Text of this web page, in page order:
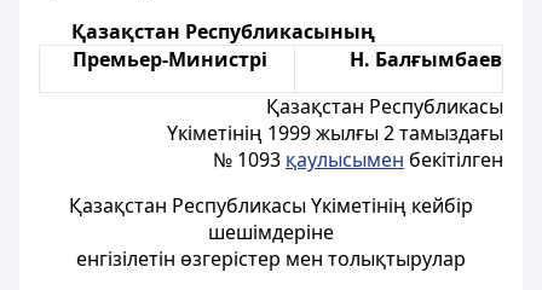
Қазақстан Республикасының
Премьер-Министрі
Н. Балғымбаев
Қазақстан Республикасы
Yкіметінiң 1999 жылғы 2 тамыздағы
№ 1093 қаулысымен бекітілген
Қазақстан Республикасы Yкіметінiң кейбір
шешiмдерiне
енгiзiлетiн өзгерістер мен толықтырулар